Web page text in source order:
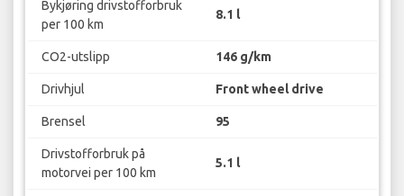
Bykjøring drivstofforbruk
per 100 km
8.1 l
CO2-utslipp 146 g/km
Drivhjul Front wheel drive
Brensel 95
Drivstofforbruk på
motorvei per 100 km
5.1 l